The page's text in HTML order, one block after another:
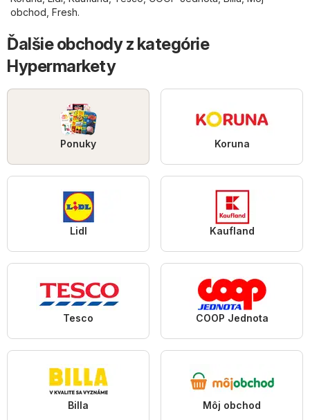
obchod Fresh.
Ďalšie obchody z kategórie
Hypermarkety
Ponuky Koruna
Lidl Kaufland
Tesco COOP Jednota
Billa Môj obchod